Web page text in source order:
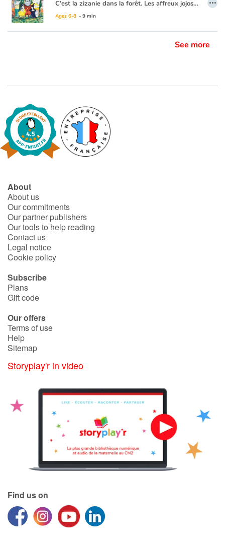
C’est la zizanie dans la forêt. Les affreux jojos qui hantent les lieux ne sont pas contents du tout. Et pour cause : PLUS PERSONNE N’A PEUR D’EUX ! La faute à qui ? À Bergamote, une mamie bien culottée qui est venue squatter l’ancienne maison des sept nains. Mais ogres, sorcières, grands méchants loups et autres monstres poilus sont bien décidés à ne pas se laisser faire face au danger qui menace leurs petites affaires...
Ages 6-8 - 9 min
See more
About
About us
Our commitments
Our partner publishers
Our tools to help reading
Contact us
Legal notice
Cookie policy
Subscribe
Plans
Gift code
Our offers
Terms of use
Help
Sitemap
Storyplay'r in video
Find us on